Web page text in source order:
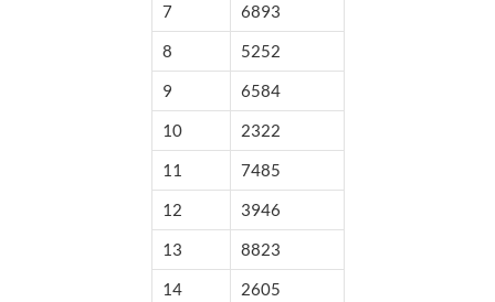
7
6893
8
5252
9
6584
10
2322
11
7485
12
3946
13
8823
14
2605